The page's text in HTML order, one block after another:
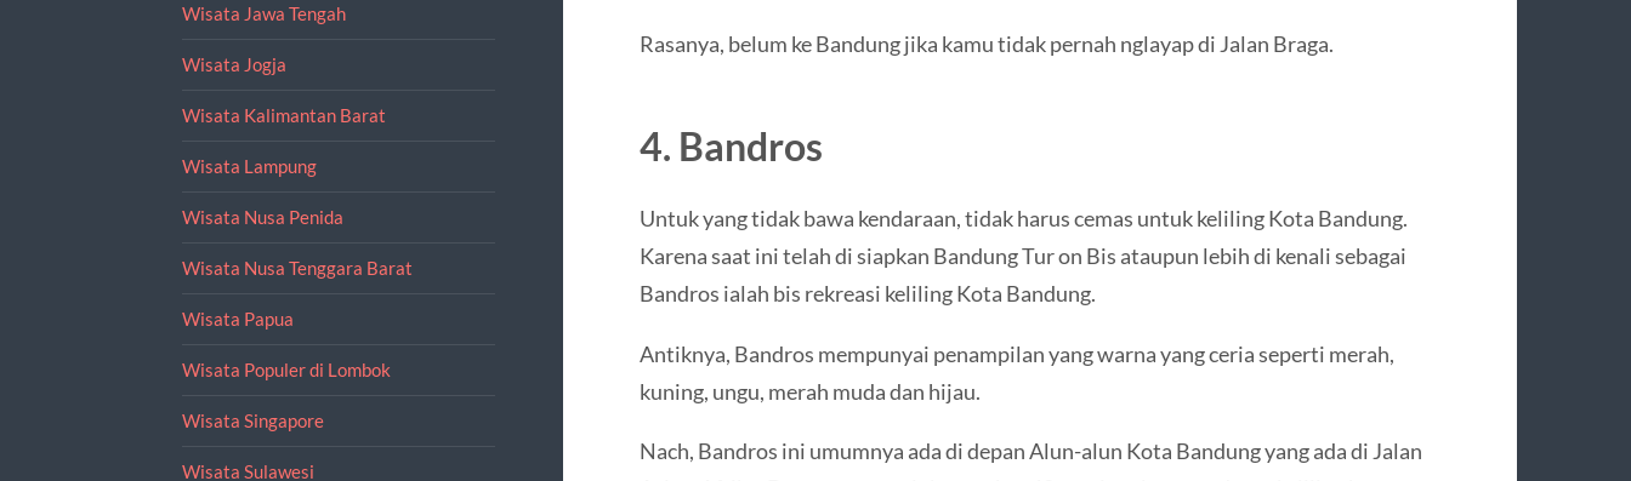
Wisata Jawa Tengah
Wisata Jogja
Wisata Kalimantan Barat
Wisata Lampung
Wisata Nusa Penida
Wisata Nusa Tenggara Barat
Wisata Papua
Wisata Populer di Lombok
Wisata Singapore
Wisata Sulawesi
Rasanya, belum ke Bandung jika kamu tidak pernah nglayap di Jalan Braga.
4. Bandros
Untuk yang tidak bawa kendaraan, tidak harus cemas untuk keliling Kota Bandung.
Karena saat ini telah di siapkan Bandung Tur on Bis ataupun lebih di kenali sebagai
Bandros ialah bis rekreasi keliling Kota Bandung.
Antiknya, Bandros mempunyai penampilan yang warna yang ceria seperti merah,
kuning, ungu, merah muda dan hijau.
Nach, Bandros ini umumnya ada di depan Alun-alun Kota Bandung yang ada di Jalan